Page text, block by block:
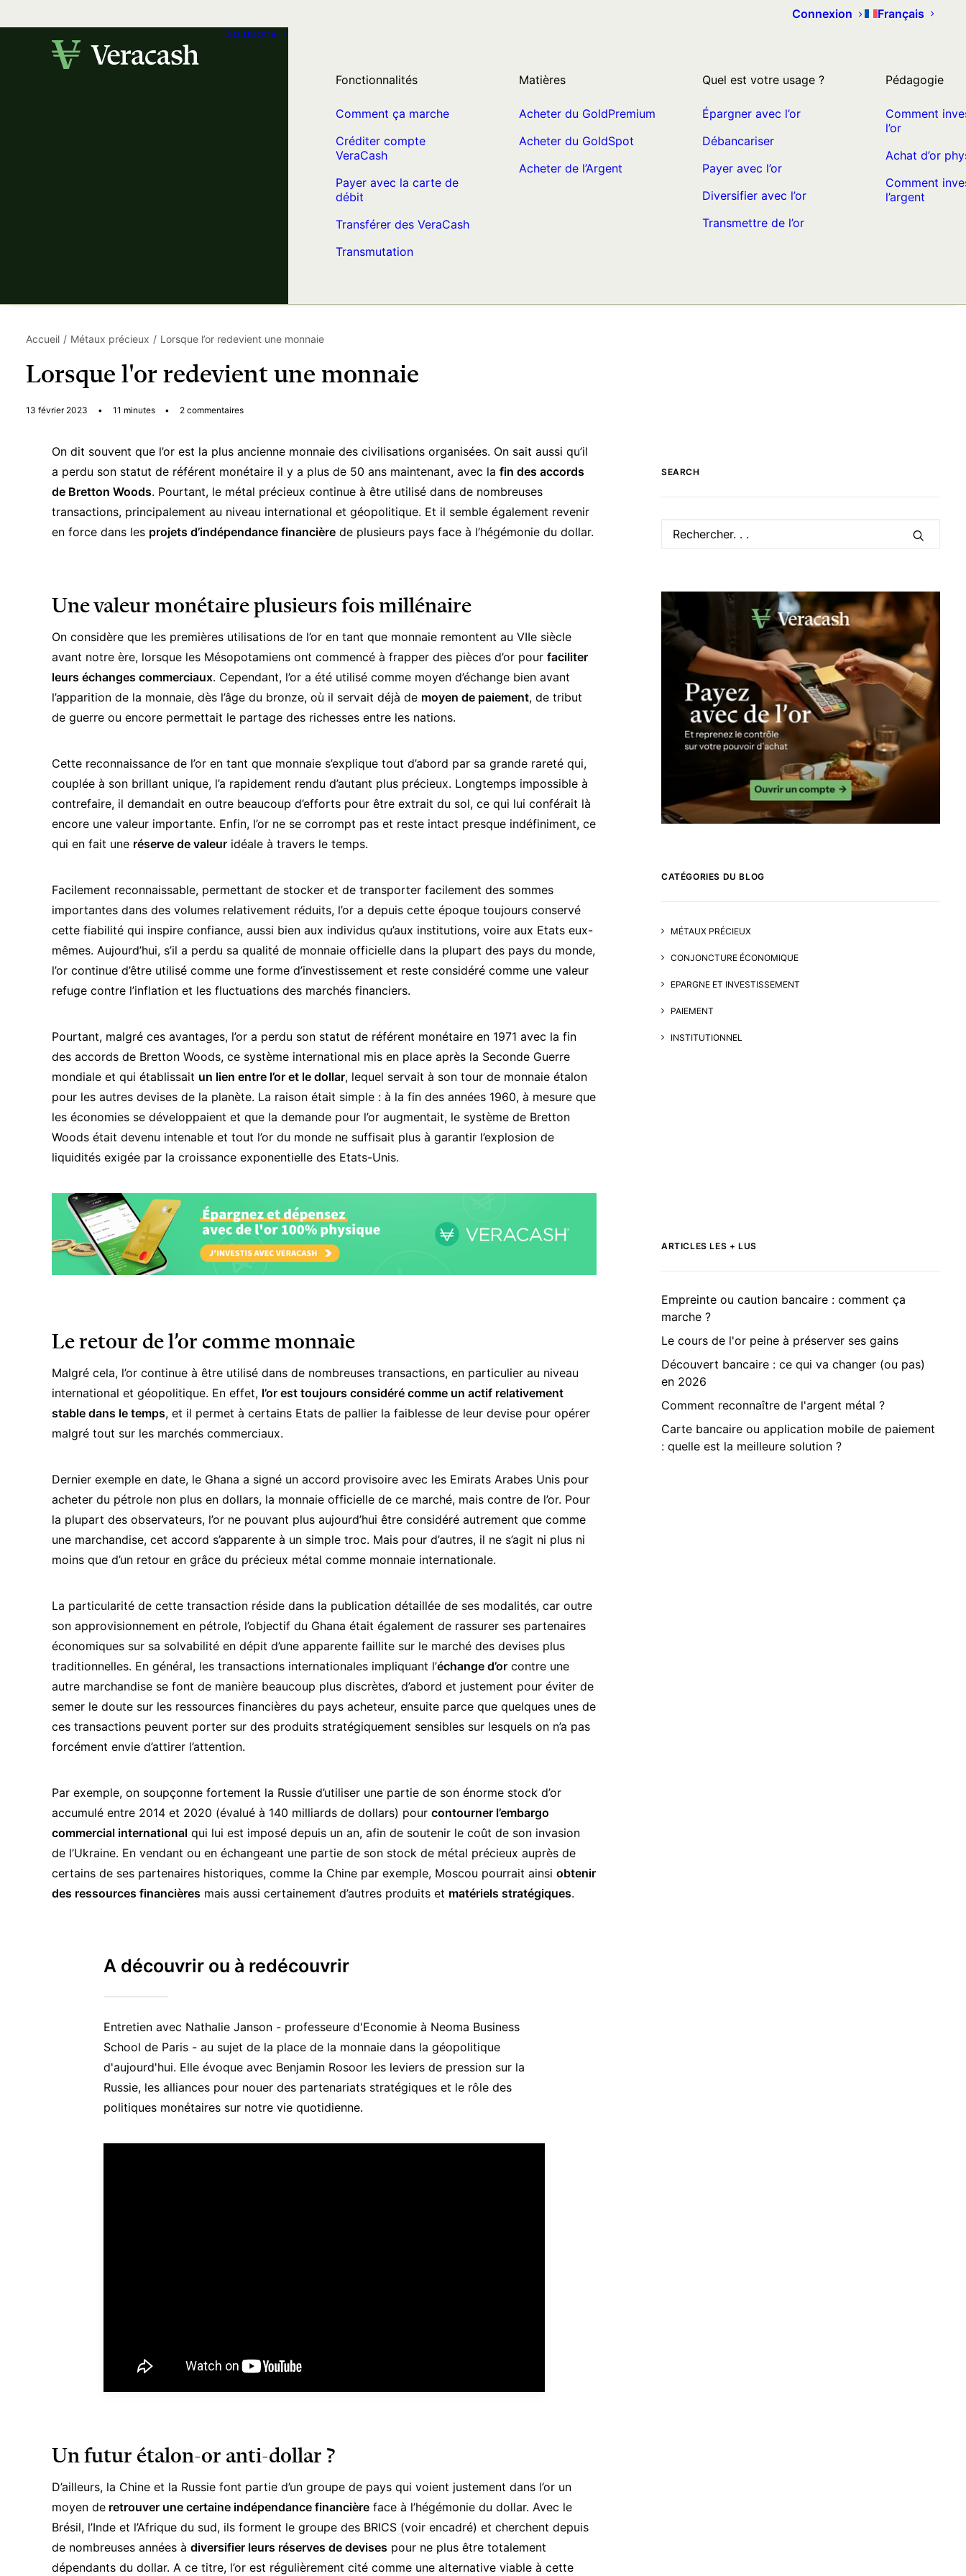
Connexion
Français
Solutions
Fonctionnalités
Comment ça marche
Créditer compte
VeraCash
Payer avec la carte de
débit
Transférer des VeraCash
Transmutation
Matières
Acheter du GoldPremium
Acheter du GoldSpot
Acheter de l’Argent
Quel est votre usage ?
Épargner avec l’or
Débancariser
Payer avec l’or
Diversifier avec l’or
Transmettre de l’or
Pédagogie
Comment
l’or
Achat d’or
Comment
l’argent
Accueil Métaux précieux Lorsque l’or redevient une monnaie
Lorsque l'or redevient une monnaie
13 février 2023 • 11 minutes • 2 commentaires
On dit souvent que l’or est la plus ancienne monnaie des civilisations organisées. On sait aussi qu’il
a perdu son statut de référent monétaire il y a plus de 50 ans maintenant, avec la fin des accords
de Bretton Woods. Pourtant, le métal précieux continue à être utilisé dans de nombreuses
transactions, principalement au niveau international et géopolitique. Et il semble également revenir
en force dans les projets d’indépendance financière de plusieurs pays face à l’hégémonie du dollar.
Une valeur monétaire plusieurs fois millénaire
On considère que les premières utilisations de l’or en tant que monnaie remontent au VIIe siècle
avant notre ère, lorsque les Mésopotamiens ont commencé à frapper des pièces d’or pour faciliter
leurs échanges commerciaux. Cependant, l’or a été utilisé comme moyen d’échange bien avant
l’apparition de la monnaie, dès l’âge du bronze, où il servait déjà de moyen de paiement, de tribut
de guerre ou encore permettait le partage des richesses entre les nations.
Cette reconnaissance de l’or en tant que monnaie s’explique tout d’abord par sa grande rareté qui,
couplée à son brillant unique, l’a rapidement rendu d’autant plus précieux. Longtemps impossible à
contrefaire, il demandait en outre beaucoup d’efforts pour être extrait du sol, ce qui lui conférait là
encore une valeur importante. Enfin, l’or ne se corrompt pas et reste intact presque indéfiniment, ce
qui en fait une réserve de valeur idéale à travers le temps.
Facilement reconnaissable, permettant de stocker et de transporter facilement des sommes
importantes dans des volumes relativement réduits, l’or a depuis cette époque toujours conservé
cette fiabilité qui inspire confiance, aussi bien aux individus qu’aux institutions, voire aux Etats eux-
mêmes. Aujourd’hui, s’il a perdu sa qualité de monnaie officielle dans la plupart des pays du monde,
l’or continue d’être utilisé comme une forme d’investissement et reste considéré comme une valeur
refuge contre l’inflation et les fluctuations des marchés financiers.
Pourtant, malgré ces avantages, l’or a perdu son statut de référent monétaire en 1971 avec la fin
des accords de Bretton Woods, ce système international mis en place après la Seconde Guerre
mondiale et qui établissait un lien entre l’or et le dollar, lequel servait à son tour de monnaie étalon
pour les autres devises de la planète. La raison était simple : à la fin des années 1960, à mesure que
les économies se développaient et que la demande pour l’or augmentait, le système de Bretton
Woods était devenu intenable et tout l’or du monde ne suffisait plus à garantir l’explosion de
liquidités exigée par la croissance exponentielle des Etats-Unis.
Le retour de l’or comme monnaie
Malgré cela, l’or continue à être utilisé dans de nombreuses transactions, en particulier au niveau
international et géopolitique. En effet, l’or est toujours considéré comme un actif relativement
stable dans le temps, et il permet à certains Etats de pallier la faiblesse de leur devise pour opérer
malgré tout sur les marchés commerciaux.
Dernier exemple en date, le Ghana a signé un accord provisoire avec les Emirats Arabes Unis pour
acheter du pétrole non plus en dollars, la monnaie officielle de ce marché, mais contre de l’or. Pour
la plupart des observateurs, l’or ne pouvant plus aujourd’hui être considéré autrement que comme
une marchandise, cet accord s’apparente à un simple troc. Mais pour d’autres, il ne s’agit ni plus ni
moins que d’un retour en grâce du précieux métal comme monnaie internationale.
La particularité de cette transaction réside dans la publication détaillée de ses modalités, car outre
son approvisionnement en pétrole, l’objectif du Ghana était également de rassurer ses partenaires
économiques sur sa solvabilité en dépit d’une apparente faillite sur le marché des devises plus
traditionnelles. En général, les transactions internationales impliquant l’échange d’or contre une
autre marchandise se font de manière beaucoup plus discrètes, d’abord et justement pour éviter de
semer le doute sur les ressources financières du pays acheteur, ensuite parce que quelques unes de
ces transactions peuvent porter sur des produits stratégiquement sensibles sur lesquels on n’a pas
forcément envie d’attirer l’attention.
Par exemple, on soupçonne fortement la Russie d’utiliser une partie de son énorme stock d’or
accumulé entre 2014 et 2020 (évalué à 140 milliards de dollars) pour contourner l’embargo
commercial international qui lui est imposé depuis un an, afin de soutenir le coût de son invasion
de l’Ukraine. En vendant ou en échangeant une partie de son stock de métal précieux auprès de
certains de ses partenaires historiques, comme la Chine par exemple, Moscou pourrait ainsi obtenir
des ressources financières mais aussi certainement d’autres produits et matériels stratégiques.
A découvrir ou à redécouvrir
Entretien avec Nathalie Janson - professeure d'Economie à Neoma Business
School de Paris - au sujet de la place de la monnaie dans la géopolitique
d'aujourd'hui. Elle évoque avec Benjamin Rosoor les leviers de pression sur la
Russie, les alliances pour nouer des partenariats stratégiques et le rôle des
politiques monétaires sur notre vie quotidienne.
Un futur étalon-or anti-dollar ?
D’ailleurs, la Chine et la Russie font partie d’un groupe de pays qui voient justement dans l’or un
moyen de retrouver une certaine indépendance financière face à l’hégémonie du dollar. Avec le
Brésil, l’Inde et l’Afrique du sud, ils forment le groupe des BRICS (voir encadré) et cherchent depuis
de nombreuses années à diversifier leurs réserves de devises pour ne plus être totalement
dépendants du dollar. A ce titre, l’or est régulièrement cité comme une alternative viable à cette
SEARCH
CATÉGORIES DU BLOG
MÉTAUX PRÉCIEUX
CONJONCTURE ÉCONOMIQUE
EPARGNE ET INVESTISSEMENT
PAIEMENT
INSTITUTIONNEL
ARTICLES LES + LUS
Empreinte ou caution bancaire : comment ça
marche ?
Le cours de l'or peine à préserver ses gains
Découvert bancaire : ce qui va changer (ou pas)
en 2026
Comment reconnaître de l'argent métal ?
Carte bancaire ou application mobile de paiement
: quelle est la meilleure solution ?